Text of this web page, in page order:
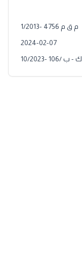
م ق م 4756 -1/2013
2024-02-07
ك - ب /106 -10/2023